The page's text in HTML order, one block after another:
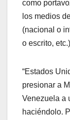
como
los medios
(nacional o
o escrito,
“Estados
presionar a
Venezuela a
haciéndolo.